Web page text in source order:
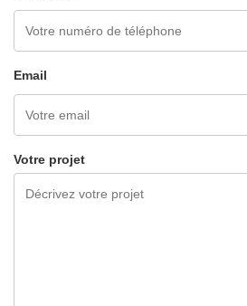
Email
Votre projet